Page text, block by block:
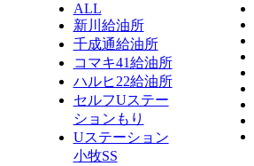
ALL
新川給油所
千成通給油所
コマキ41給油所
ハルヒ22給油所
セルフUステー
ションもり
Uステーション
小牧SS